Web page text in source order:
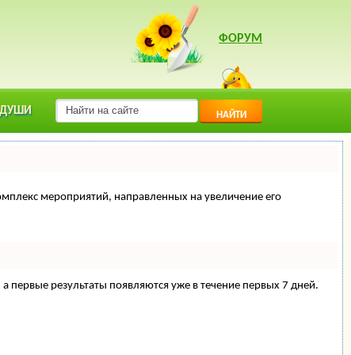
ФОРУМ
НАЙТИ
мероприятий, направленных на увеличение его
первые результаты появляются уже в течение первых 7 дней.